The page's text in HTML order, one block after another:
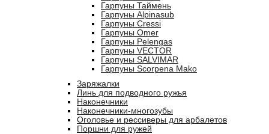
Гарпуны Таймень
Гарпуны Alpinasub
Гарпуны Cressi
Гарпуны Omer
Гарпуны Pelengas
Гарпуны VECTOR
Гарпуны SALVIMAR
Гарпуны Scorpena Mako
Заряжалки
Линь для подводного ружья
Наконечники
Наконечники-многозубы
Оголовье и рессиверы для арбалетов
Поршни для ружей